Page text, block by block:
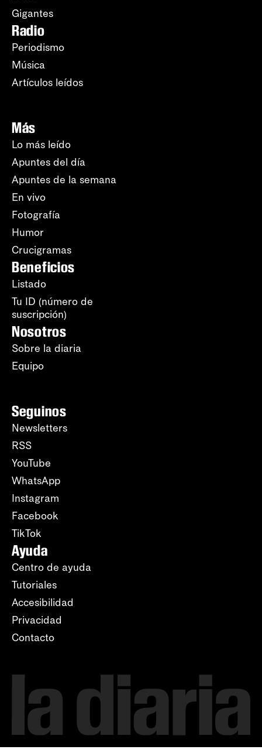
Gigantes
Radio
Periodismo
Música
Artículos leídos
Más
Lo más leído
Apuntes del día
Apuntes de la semana
En vivo
Fotografía
Humor
Crucigramas
Beneficios
Listado
Tu ID (número de
suscripción)
Nosotros
Sobre la diaria
Equipo
Seguinos
Newsletters
RSS
YouTube
WhatsApp
Instagram
Facebook
TikTok
Ayuda
Centro de ayuda
Tutoriales
Accesibilidad
Privacidad
Contacto